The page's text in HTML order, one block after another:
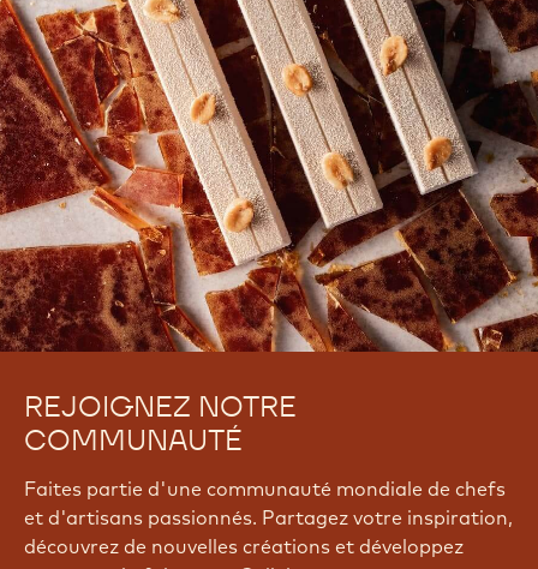
REJOIGNEZ NOTRE
COMMUNAUTÉ
Faites partie d'une communauté mondiale de chefs
et d'artisans passionnés. Partagez votre inspiration,
découvrez de nouvelles créations et développez